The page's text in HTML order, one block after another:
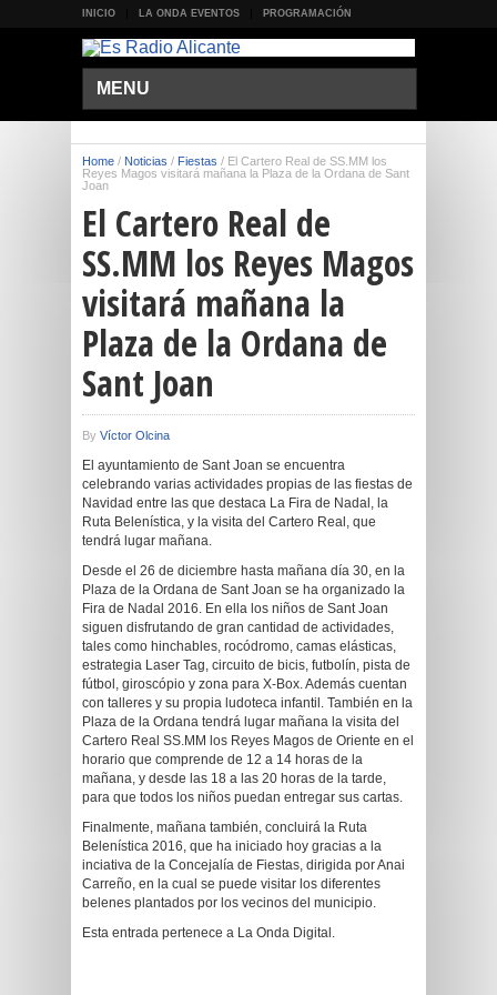
INICIO LA ONDA EVENTOS PROGRAMACIÓN
MENU
Home / Noticias / Fiestas / El Cartero Real de SS.MM los
Reyes Magos visitará mañana la Plaza de la Ordana de Sant
Joan
El Cartero Real de
SS.MM los Reyes Magos
visitará mañana la
Plaza de la Ordana de
Sant Joan
By Víctor Olcina
El ayuntamiento de Sant Joan se encuentra
celebrando varias actividades propias de las fiestas de
Navidad entre las que destaca La Fira de Nadal, la
Ruta Belenística, y la visita del Cartero Real, que
tendrá lugar mañana.
Desde el 26 de diciembre hasta mañana día 30, en la
Plaza de la Ordana de Sant Joan se ha organizado la
Fira de Nadal 2016. En ella los niños de Sant Joan
siguen disfrutando de gran cantidad de actividades,
tales como hinchables, rocódromo, camas elásticas,
estrategia Laser Tag, circuito de bicis, futbolín, pista de
fútbol, giroscópio y zona para X-Box. Además cuentan
con talleres y su propia ludoteca infantil. También en la
Plaza de la Ordana tendrá lugar mañana la visita del
Cartero Real SS.MM los Reyes Magos de Oriente en el
horario que comprende de 12 a 14 horas de la
mañana, y desde las 18 a las 20 horas de la tarde,
para que todos los niños puedan entregar sus cartas.
Finalmente, mañana también, concluirá la Ruta
Belenística 2016, que ha iniciado hoy gracias a la
inciativa de la Concejalía de Fiestas, dirigida por Anai
Carreño, en la cual se puede visitar los diferentes
belenes plantados por los vecinos del municipio.
Esta entrada pertenece a La Onda Digital.